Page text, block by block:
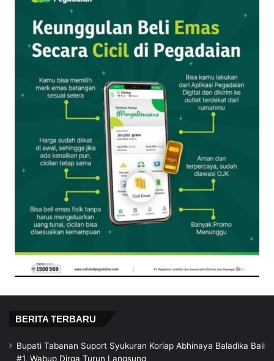
BERITA TERBARU
Bupati Tabanan Suport Syukuran Korlap Abhinaya Baladika Bali
#1, Wabup Dirga Turun Langsung